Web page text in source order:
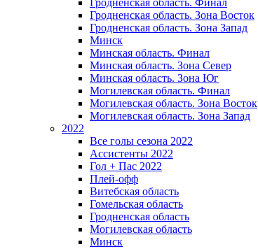
Гродненская область. Финал
Гродненская область. Зона Восток
Гродненская область. Зона Запад
Минск
Минская область. Финал
Минская область. Зона Север
Минская область. Зона Юг
Могилевская область. Финал
Могилевская область. Зона Восток
Могилевская область. Зона Запад
2022
Все голы сезона 2022
Ассистенты 2022
Гол + Пас 2022
Плей-офф
Витебская область
Гомельская область
Гродненская область
Могилевская область
Минск